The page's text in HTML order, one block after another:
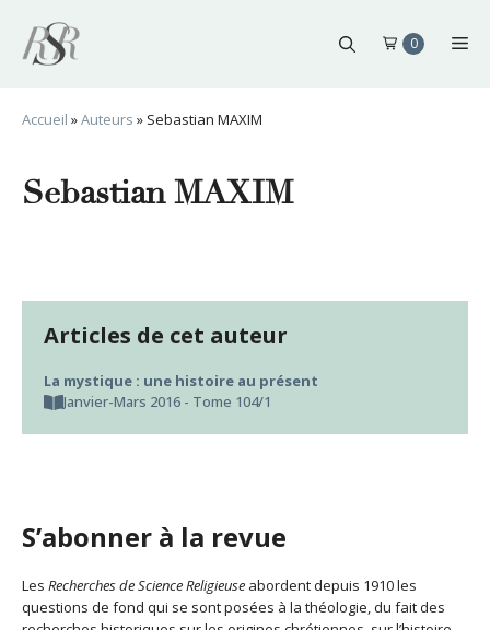
contenu
0
Accueil »Auteurs » Sebastian MAXIM
Sebastian MAXIM
Articles de cet auteur
La mystique : une histoire au présent
Janvier-Mars 2016 - Tome 104/1
S’abonner à la revue
Les Recherches de Science Religieuse abordent depuis 1910 les
questions de fond qui se sont posées à la théologie, du fait des